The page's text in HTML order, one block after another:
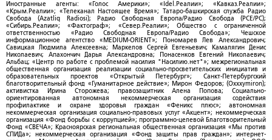
Иностранные агенты: «Голос Америки»; «Idel.Реалии»; «Кавказ.Реалии»;
«Крым.Реалии»; «Телеканал Настоящее Время»; Татаро-башкирская служба Радио
Свобода (Azatliq Radiosi); Радио Свободная Европа/Радио Свобода (PCE/PC);
«Сибирь.Реалии»; «Фактограф»; «Север.Реалии»; Общество с ограниченной
ответственностью «Радио Свободная Европа/Радио Свобода»; Чешское
информационное агентство «MEDIUM-ORIENT»; Пономарев Лев Александрович;
Савицкая Людмила Алексеевна; Маркелов Сергей Евгеньевич; Камалягин Денис
Николаевич; Апахончич Дарья Александровна; Понасенков Евгений Николаевич;
Альбац; «Центр по работе с проблемой насилия "Насилию.нет"»; межрегиональная
общественная организация реализации социально-просветительских инициатив и
образовательных проектов «Открытый Петербург»; Санкт-Петербургский
благотворительный фонд «Гуманитарное действие»; Мирон Федоров; (Oxxxymiron);
активистка Ирина Сторожева; правозащитник Алена Попова; Социально-
ориентированная автономная некоммерческая организация содействия
профилактике и охране здоровья граждан «Феникс плюс»; автономная
некоммерческая организация социально-правовых услуг «Акцент»; некоммерческая
организация «Фонд борьбы с коррупцией»; программно-целевой Благотворительный
Фонд «СВЕЧА»; Красноярская региональная общественная организация «Мы против
СПИДа»; некоммерческая организация «Фонд защиты прав граждан»; интернет-